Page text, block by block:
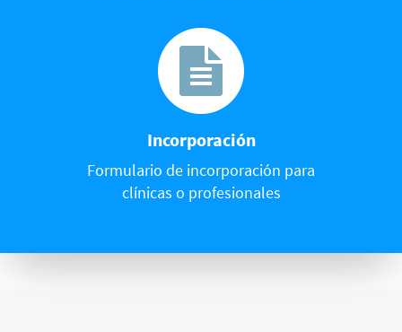
Incorporación
Formulario de incorporación para
clínicas o profesionales